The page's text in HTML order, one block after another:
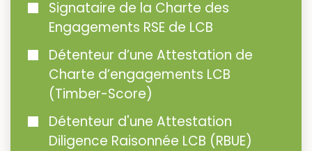
Signataire de la Charte des
Engagements RSE de LCB
Détenteur d’une Attestation de
Charte d’engagements LCB
(Timber-Score)
Détenteur d'une Attestation
Diligence Raisonnée LCB (RBUE)